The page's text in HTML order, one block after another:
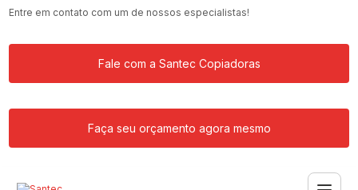
Entre em contato com um de nossos especialistas!
Fale com a Santec Copiadoras
Faça seu orçamento agora mesmo